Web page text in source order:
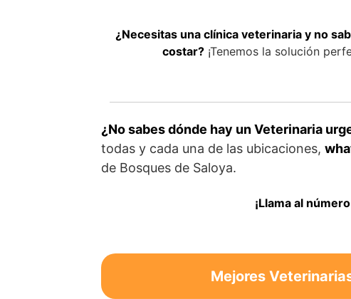
¿Necesitas una clínica veterinaria y no
costar? ¡Tenemos la solución
¿No sabes dónde hay un Veterinaria
todas y cada una de las ubicaciones,
de Bosques de Saloya.
¡Llama al
Mejores